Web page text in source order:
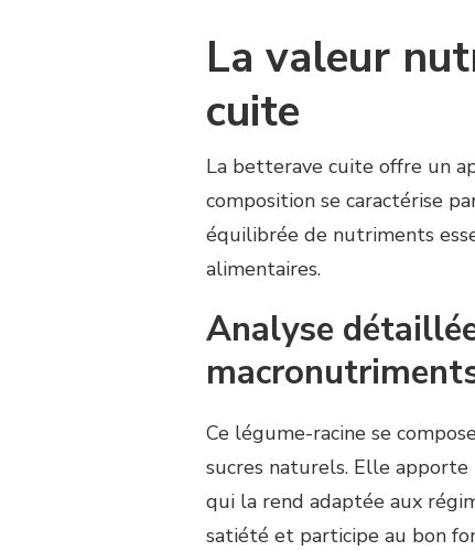
La valeur
cuite
La betterave cuite offre un
composition se caractérise
équilibrée de nutriments
alimentaires.
Analyse
Ce légume-racine se
sucres naturels. Elle
qui la rend adaptée aux
satiété et participe au bon